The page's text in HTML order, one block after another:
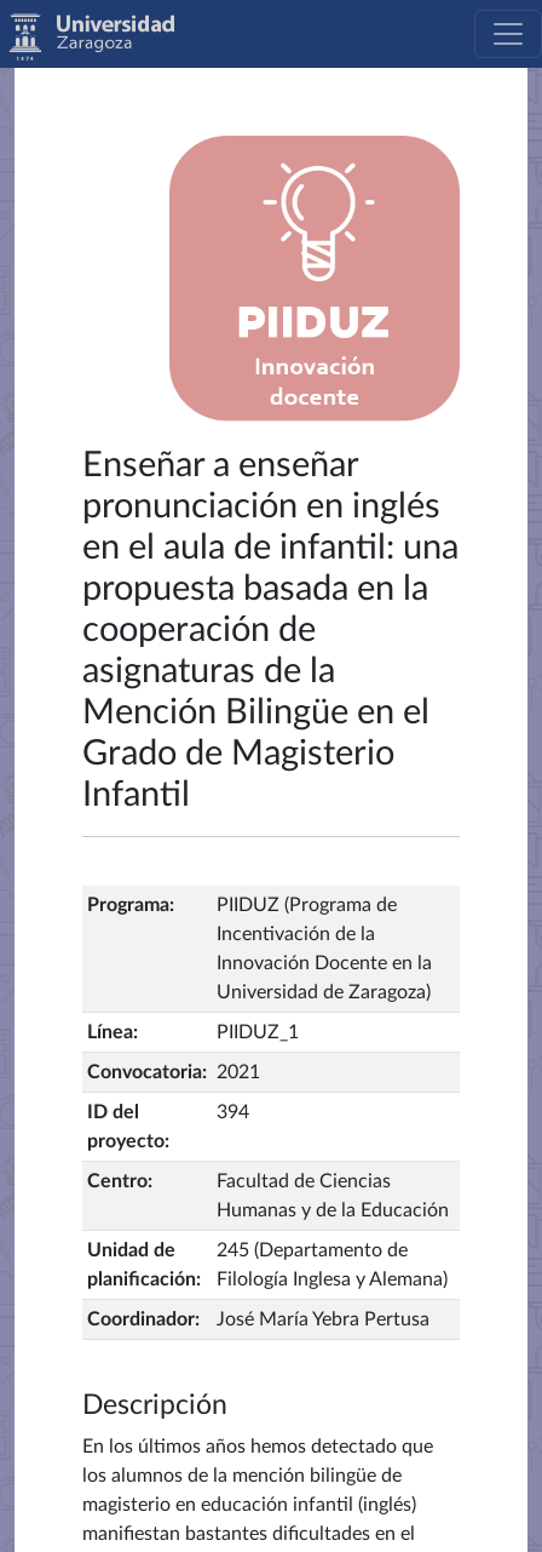
Enseñar a enseñar
pronunciación en inglés
en el aula de infantil: una
propuesta basada en la
cooperación de
asignaturas de la
Mención Bilingüe en el
Grado de Magisterio
Infantil
Programa:
PIIDUZ (Programa de
Incentivación de la
Innovación Docente en la
Universidad de Zaragoza)
Línea: PIIDUZ_1
Convocatoria: 2021
ID del
proyecto:
394
Centro:
Facultad de Ciencias
Humanas y de la Educación
Unidad de
planificación:
245 (Departamento de
Filología Inglesa y Alemana)
Coordinador: José María Yebra Pertusa
Descripción
En los últimos años hemos detectado que
los alumnos de la mención bilingüe de
magisterio en educación infantil (inglés)
manifiestan bastantes dificultades en el